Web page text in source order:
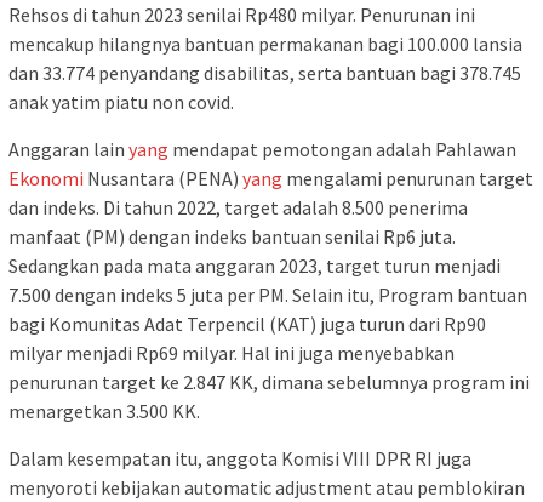
Rehsos di tahun 2023 senilai Rp480 milyar. Penurunan ini
mencakup hilangnya bantuan permakanan bagi 100.000 lansia
dan 33.774 penyandang disabilitas, serta bantuan bagi 378.745
anak yatim piatu non covid.
Anggaran lain yang mendapat pemotongan adalah Pahlawan
Ekonomi Nusantara (PENA) yang mengalami penurunan target
dan indeks. Di tahun 2022, target adalah 8.500 penerima
manfaat (PM) dengan indeks bantuan senilai Rp6 juta.
Sedangkan pada mata anggaran 2023, target turun menjadi
7.500 dengan indeks 5 juta per PM. Selain itu, Program bantuan
bagi Komunitas Adat Terpencil (KAT) juga turun dari Rp90
milyar menjadi Rp69 milyar. Hal ini juga menyebabkan
penurunan target ke 2.847 KK, dimana sebelumnya program ini
menargetkan 3.500 KK.
Dalam kesempatan itu, anggota Komisi VIII DPR RI juga
menyoroti kebijakan automatic adjustment atau pemblokiran